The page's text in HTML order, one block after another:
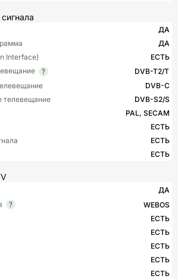
ДА
ДА
Interface)
ЕСТЬ
DVB-T2/T
DVB-C
телевещание
DVB-S2/S
PAL, SECAM
ЕСТЬ
ЕСТЬ
ЕСТЬ
ДА
WEBOS
ЕСТЬ
ЕСТЬ
ЕСТЬ
ЕСТЬ
ЕСТЬ